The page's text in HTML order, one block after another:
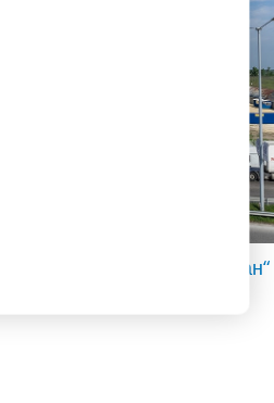
площи – бул. „Тутракан“